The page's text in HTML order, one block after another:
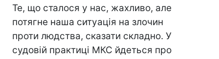
Те, що сталося у нас, жахливо, але
потягне наша ситуація на злочин
проти людства, сказати складно. У
судовій практиці МКС йдеться про